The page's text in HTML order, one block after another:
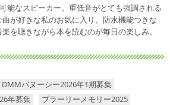
能なスピーカー。重低音がとても強調される
が好きな私のお気に入り。防水機能つきな
を聴きながら本を読むのが毎日の楽しみ。
DMMバヌーシー2026年1期募集
年募集
ブラーリーメモリー2025